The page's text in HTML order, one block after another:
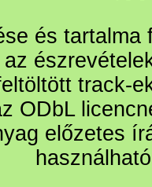
és
az
track-
ODbL
előzetes